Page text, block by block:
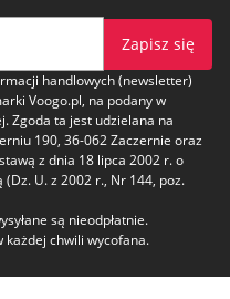
Zapisz się
handlowych (newsletter)
Voogo.pl, na podany w
Zgoda ta jest udzielana na
190, 36-062 Zaczernie oraz
z dnia 18 lipca 2002 r. o
U. z 2002 r., Nr 144, poz.
są nieodpłatnie.
chwili wycofana.